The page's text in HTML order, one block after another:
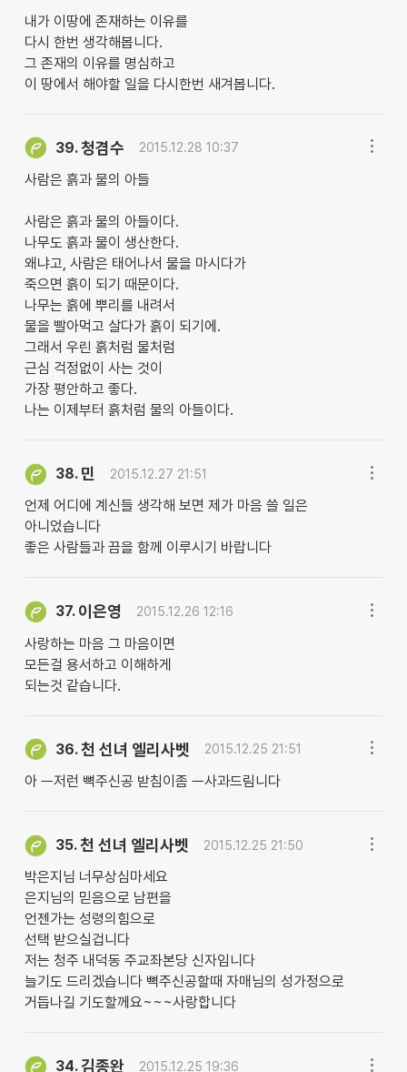
내가 이땅에 존재하는 이유를
다시 한번 생각해봅니다.
그 존재의 이유를 명심하고
이 땅에서 해야할 일을 다시한번 새겨봅니다.
39.청겸수 2015.12.28 10:37
사람은 흙과 물의 아들
사람은 흙과 물의 아들이다.
나무도 흙과 물이 생산한다.
왜냐고, 사람은 태어나서 물을 마시다가
죽으면 흙이 되기 때문이다.
나무는 흙에 뿌리를 내려서
물을 빨아먹고 살다가 흙이 되기에.
그래서 우린 흙처럼 물처럼
근심 걱정없이 사는 것이
가장 평안하고 좋다.
나는 이제부터 흙처럼 물의 아들이다.
38. 민 2015.12.27 21:51
언제 어디에 계신들 생각해 보면 제가 마음 쓸 일은
아니었습니다
좋은 사람들과 끔을 함께 이루시기 바랍니다
37. 이은영 2015.12.26 12:16
사랑하는 마음 그 마음이면
모든걸 용서하고 이해하게
되는것 같습니다.
36.천 선녀 엘리사벳 2015.12.25 21:51
아 ㅡ저런 뼉주신공 받침이좀 ㅡ사과드림니다
35.천 선녀 엘리사벳 2015.12.25 21:50
박은지님 너무상심마세요
은지님의 믿음으로 남편을
언젠가는 성령의힘으로
선택 받으실겁니다
저는 청주 내덕동 주교좌본당 신자임니다
늘기도 드리겠습니다 뼉주신공할때 자매님의 성가정으로
거듭나길 기도할께요~~~사랑합니다
34.김종완 2015.12.25 19:36